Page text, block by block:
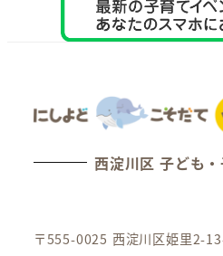
西淀川区 子ども
〒555-0025 西淀川区姫里2-